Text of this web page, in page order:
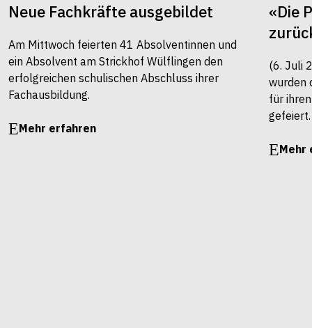
Neue Fachkräfte ausgebildet
Am Mittwoch feierten 41 Absolventinnen und
ein Absolvent am Strickhof Wülflingen den
erfolgreichen schulischen Abschluss ihrer
Fachausbildung.
Mehr erfahren
«Die
(6. Juli
wurden
für
gefeiert.
Mehr